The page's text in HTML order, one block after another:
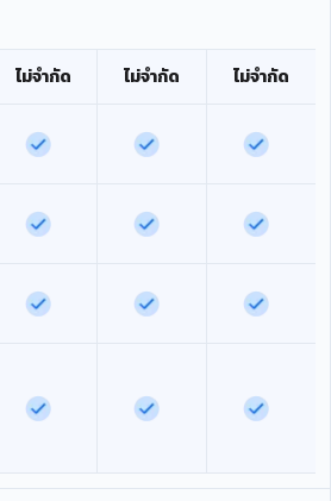
ไม่จำกัด ไม่จำกัด ไม่จำกัด